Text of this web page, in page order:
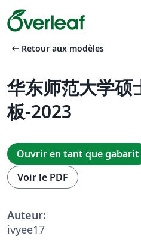
arrow_left_alt Retour aux modèles
华东师范大学硕
板-2023
Ouvrir en tant que gabarit
Voir le PDF
Auteur:
ivyee17